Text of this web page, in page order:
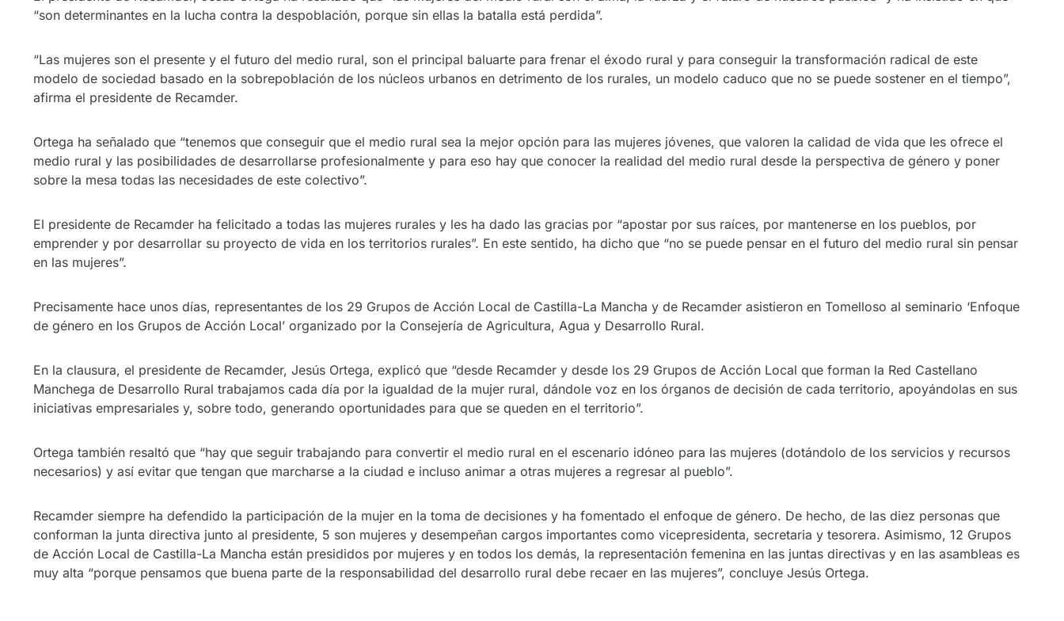
“son determinantes en la lucha contra la despoblación, porque sin ellas la batalla está perdida”.
“Las mujeres son el presente y el futuro del medio rural, son el principal baluarte para frenar el éxodo rural y para conseguir la transformación radical de este
modelo de sociedad basado en la sobrepoblación de los núcleos urbanos en detrimento de los rurales, un modelo caduco que no se puede sostener en el tiempo”,
afirma el presidente de Recamder.
Ortega ha señalado que “tenemos que conseguir que el medio rural sea la mejor opción para las mujeres jóvenes, que valoren la calidad de vida que les ofrece el
medio rural y las posibilidades de desarrollarse profesionalmente y para eso hay que conocer la realidad del medio rural desde la perspectiva de género y poner
sobre la mesa todas las necesidades de este colectivo”.
El presidente de Recamder ha felicitado a todas las mujeres rurales y les ha dado las gracias por “apostar por sus raíces, por mantenerse en los pueblos, por
emprender y por desarrollar su proyecto de vida en los territorios rurales”. En este sentido, ha dicho que “no se puede pensar en el futuro del medio rural sin pensar
en las mujeres”.
Precisamente hace unos días, representantes de los 29 Grupos de Acción Local de Castilla-La Mancha y de Recamder asistieron en Tomelloso al seminario ‘Enfoque
de género en los Grupos de Acción Local’ organizado por la Consejería de Agricultura, Agua y Desarrollo Rural.
En la clausura, el presidente de Recamder, Jesús Ortega, explicó que “desde Recamder y desde los 29 Grupos de Acción Local que forman la Red Castellano
Manchega de Desarrollo Rural trabajamos cada día por la igualdad de la mujer rural, dándole voz en los órganos de decisión de cada territorio, apoyándolas en sus
iniciativas empresariales y, sobre todo, generando oportunidades para que se queden en el territorio”.
Ortega también resaltó que “hay que seguir trabajando para convertir el medio rural en el escenario idóneo para las mujeres (dotándolo de los servicios y recursos
necesarios) y así evitar que tengan que marcharse a la ciudad e incluso animar a otras mujeres a regresar al pueblo”.
Recamder siempre ha defendido la participación de la mujer en la toma de decisiones y ha fomentado el enfoque de género. De hecho, de las diez personas que
conforman la junta directiva junto al presidente, 5 son mujeres y desempeñan cargos importantes como vicepresidenta, secretaria y tesorera. Asimismo, 12 Grupos
de Acción Local de Castilla-La Mancha están presididos por mujeres y en todos los demás, la representación femenina en las juntas directivas y en las asambleas es
muy alta “porque pensamos que buena parte de la responsabilidad del desarrollo rural debe recaer en las mujeres”, concluye Jesús Ortega.